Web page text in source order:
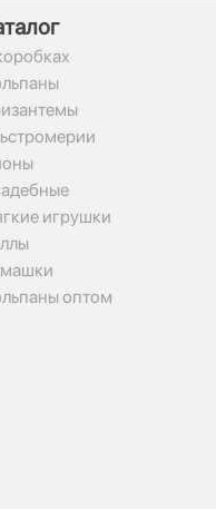
игрушки
оптом